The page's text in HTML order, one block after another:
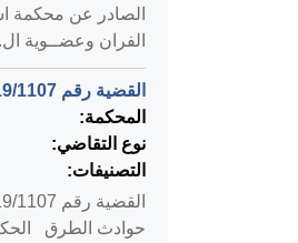
الصادر عن محكمة
الفران وعضــوية
القضية رقم ‎1107‏/‎2019‏ المنعقدة في محكمة استئناف رام الله بتاريخ ‎2020-01-09‏
المحكمة:
نوع التقاضي:
التصنيفات:
حوادث الطرق